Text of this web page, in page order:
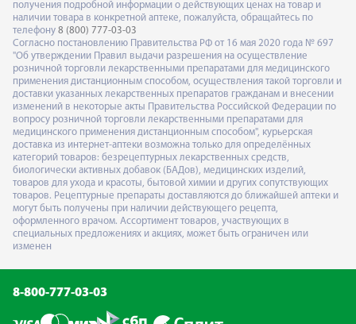
получения подробной информации о действующих ценах на товар и
наличии товара в конкретной аптеке, пожалуйста, обращайтесь по
телефону 8 (800) 777-03-03
Согласно постановлению Правительства РФ от 16 мая 2020 года № 697
"Об утверждении Правил выдачи разрешения на осуществление
розничной торговли лекарственными препаратами для медицинского
применения дистанционным способом, осуществления такой торговли и
доставки указанных лекарственных препаратов гражданам и внесении
изменений в некоторые акты Правительства Российской Федерации по
вопросу розничной торговли лекарственными препаратами для
медицинского применения дистанционным способом", курьерская
доставка из интернет-аптеки возможна только для определённых
категорий товаров: безрецептурных лекарственных средств,
биологически активных добавок (БАДов), медицинских изделий,
товаров для ухода и красоты, бытовой химии и других сопутствующих
товаров. Рецептурные препараты доставляются до ближайшей аптеки и
могут быть получены при наличии действующего рецепта,
оформленного врачом. Ассортимент товаров, участвующих в
специальных предложениях и акциях, может быть ограничен или
изменен
8-800-777-03-03